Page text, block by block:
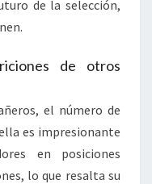
de la selección,
de otros
el número de
es impresionante
en posiciones
lo que resalta su